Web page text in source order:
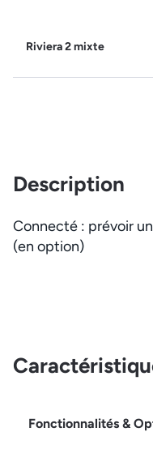
Riviera 2 mixte
Description
Connecté : prévoir
(en option)
Fonctionnalités &